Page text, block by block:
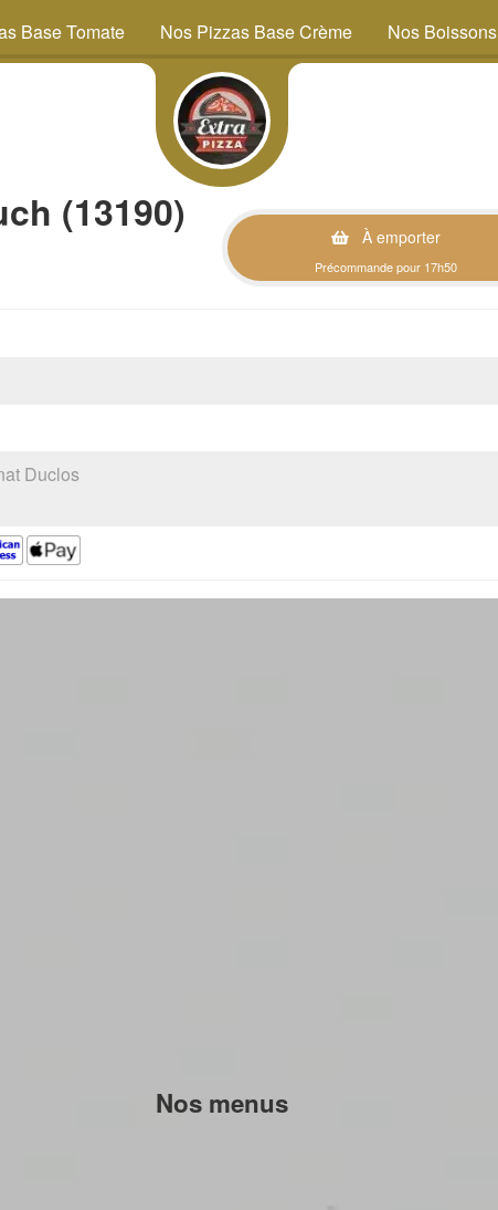
Base Tomate Nos Pizzas Base Crème Nos Boissons
(13190) À emporter
Précommande pour 17h50
Duclos
Nos menus